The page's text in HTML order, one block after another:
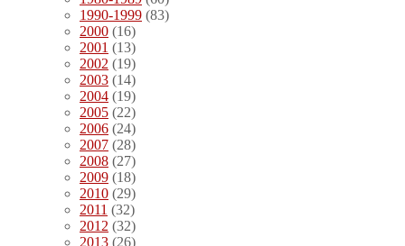
1990-1999 (83)
2000 (16)
2001 (13)
2002 (19)
2003 (14)
2004 (19)
2005 (22)
2006 (24)
2007 (28)
2008 (27)
2009 (18)
2010 (29)
2011 (32)
2012 (32)
2013 (26)